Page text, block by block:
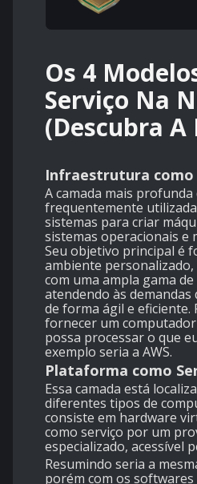
Os 4
Serviço Na
(Descubra A
Infraestrutura como
A camada mais profunda
frequentemente
sistemas para criar
sistemas operacionais e
Seu objetivo principal é
ambiente
com uma ampla gama
atendendo às
de forma ágil e eficiente.
fornecer um
possa processar o que
exemplo seria a AWS.
Plataforma como
Essa camada está
diferentes tipos de
consiste em hardware
como serviço por um
especializado, acessível
Resumindo seria a
porém com os softwares